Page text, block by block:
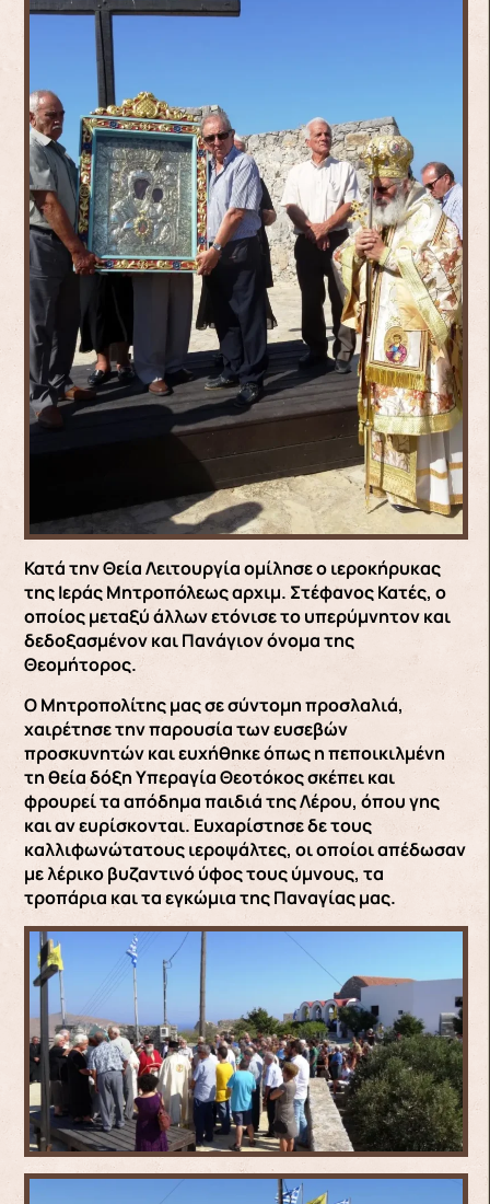
Κατά την Θεία Λειτουργία ομίλησε ο ιεροκήρυκας
της Ιεράς Μητροπόλεως αρχιμ. Στέφανος Κατές, ο
οποίος μεταξύ άλλων ετόνισε το υπερύμνητον και
δεδοξασμένον και Πανάγιον όνομα της
Θεομήτορος.
Ο Μητροπολίτης μας σε σύντομη προσλαλιά,
χαιρέτησε την παρουσία των ευσεβών
προσκυνητών και ευχήθηκε όπως η πεποικιλμένη
τη θεία δόξη Υπεραγία Θεοτόκος σκέπει και
φρουρεί τα απόδημα παιδιά της Λέρου, όπου γης
και αν ευρίσκονται. Ευχαρίστησε δε τους
καλλιφωνώτατους ιεροψάλτες, οι οποίοι απέδωσαν
με λέρικο βυζαντινό ύφος τους ύμνους, τα
τροπάρια και τα εγκώμια της Παναγίας μας.